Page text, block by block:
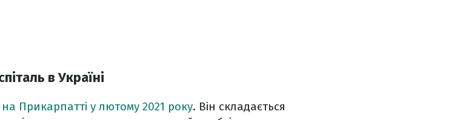
в Україні
Прикарпатті у лютому 2021 року. Він складається